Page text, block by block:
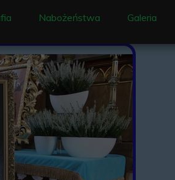
pracujący w parafii
parafii i wsi Ocieka
Nabożeństwa
Liturgia i nabożeństwa
Intencje Nowennowe
Sakramenty
Rekolekcje
Galeria